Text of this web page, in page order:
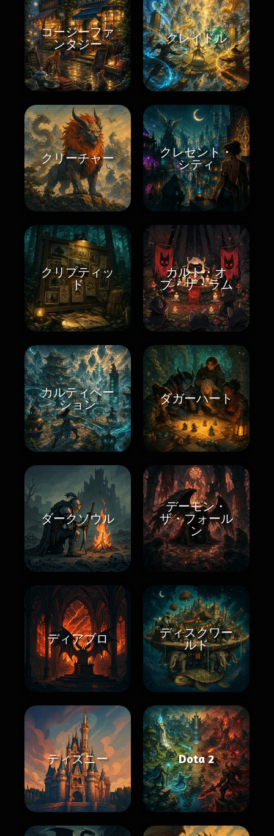
コージーファ
ンタジー
クレイドル
クリーチャー
クレセント・
シティ
クリプティッ
ド
カルト・オ
ブ・ザ・ラム
カルティベー
ション
ダガーハート
ダークソウル
デーモン・
ザ・フォール
ン
ディアブロ
ディスクワー
ルド
ディズニー Dota 2